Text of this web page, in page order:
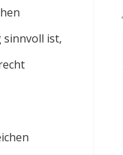
sinnvoll ist,